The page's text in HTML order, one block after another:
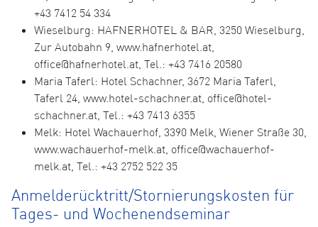
+43 7412 54 334
Wieselburg: HAFNERHOTEL & BAR, 3250 Wieselburg,
Zur Autobahn 9, www.hafnerhotel.at,
office@hafnerhotel.at, Tel.: +43 7416 20580
Maria Taferl: Hotel Schachner, 3672 Maria Taferl,
Taferl 24, www.hotel-schachner.at, office@hotel-
schachner.at, Tel.: +43 7413 6355
Melk: Hotel Wachauerhof, 3390 Melk, Wiener Straße 30,
www.wachauerhof-melk.at, office@wachauerhof-
melk.at, Tel.: +43 2752 522 35
Anmelderücktritt/Stornierungskosten für
Tages- und Wochenendseminar